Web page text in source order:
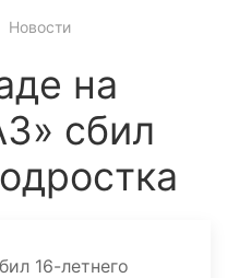
Новости
на
сбил
16-летнего